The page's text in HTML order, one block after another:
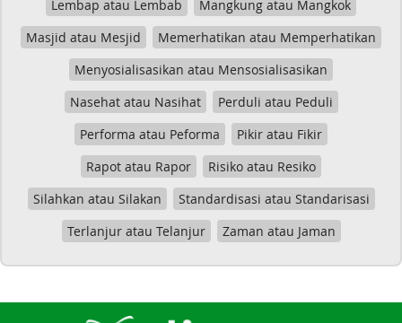
Lembap atau Lembab
Mangkung atau Mangkok
Masjid atau Mesjid
Memerhatikan atau Memperhatikan
Menyosialisasikan atau Mensosialisasikan
Nasehat atau Nasihat
Perduli atau Peduli
Performa atau Peforma
Pikir atau Fikir
Rapot atau Rapor
Risiko atau Resiko
Silahkan atau Silakan
Standardisasi atau Standarisasi
Terlanjur atau Telanjur
Zaman atau Jaman